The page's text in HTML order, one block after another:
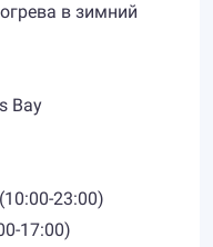
в зимний
Bay
23:00)
17:00)